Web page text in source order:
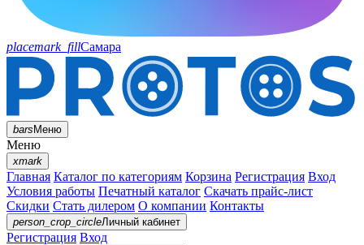
placemark_fillСамара
barsМеню
Меню
xmark
Главная Каталог по категориям Корзина Регистрация Вход
Условия работы Печатный каталог Скачать прайс-лист
Скидки Стать дилером О компании Контакты
person_crop_circleЛичный кабинет
Регистрация Вход